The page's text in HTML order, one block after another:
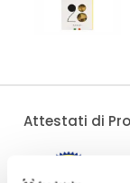
Attestati di